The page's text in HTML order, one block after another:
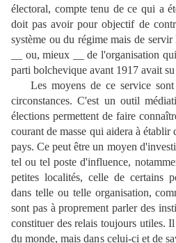
électoral, compte tenu de ce qui a
doit pas avoir pour objectif de
système ou du régime mais de servir
__ ou, mieux __ de l'organisation
parti bolchevique avant 1917 avait
Les moyens de ce service sont
circonstances. C'est un outil
élections permettent de faire
courant de masse qui aidera à
pays. Ce peut être un moyen
tel ou tel poste d'influence,
petites localités, celle de certains
dans telle ou telle organisation,
sont pas à proprement parler des
constituer des relais toujours utiles.
du monde, mais dans celui-ci et de